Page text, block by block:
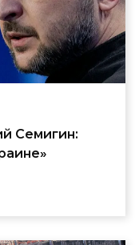
Семигин: